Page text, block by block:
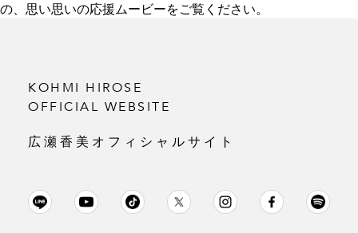
の、思い思いの応援ムービーをご覧ください。
KOHMI HIROSE
OFFICIAL WEBSITE
広瀬香美オフィシャルサイト